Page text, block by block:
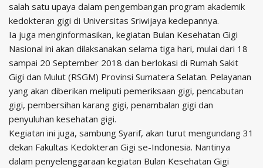
salah satu upaya dalam pengembangan program akademik
kedokteran gigi di Universitas Sriwijaya kedepannya.
Ia juga menginformasikan, kegiatan Bulan Kesehatan Gigi
Nasional ini akan dilaksanakan selama tiga hari, mulai dari 18
sampai 20 September 2018 dan berlokasi di Rumah Sakit
Gigi dan Mulut (RSGM) Provinsi Sumatera Selatan. Pelayanan
yang akan diberikan meliputi pemeriksaan gigi, pencabutan
gigi, pembersihan karang gigi, penambalan gigi dan
penyuluhan kesehatan gigi.
Kegiatan ini juga, sambung Syarif, akan turut mengundang 31
dekan Fakultas Kedokteran Gigi se-Indonesia. Nantinya
dalam penyelenggaraan kegiatan Bulan Kesehatan Gigi